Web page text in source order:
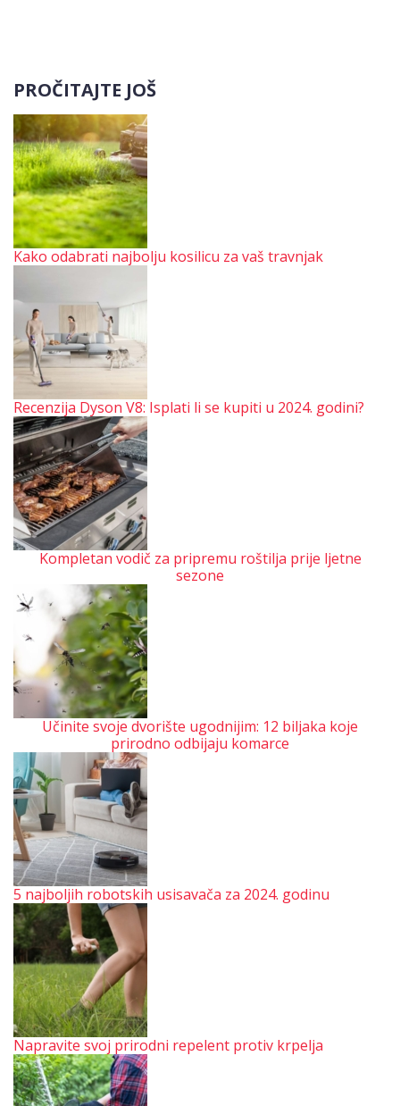
PROČITAJTE JOŠ
Kako odabrati najbolju kosilicu za vaš travnjak
Recenzija Dyson V8: Isplati li se kupiti u 2024. godini?
Kompletan vodič za pripremu roštilja prije ljetne
sezone
Učinite svoje dvorište ugodnijim: 12 biljaka koje
prirodno odbijaju komarce
5 najboljih robotskih usisavača za 2024. godinu
Napravite svoj prirodni repelent protiv krpelja